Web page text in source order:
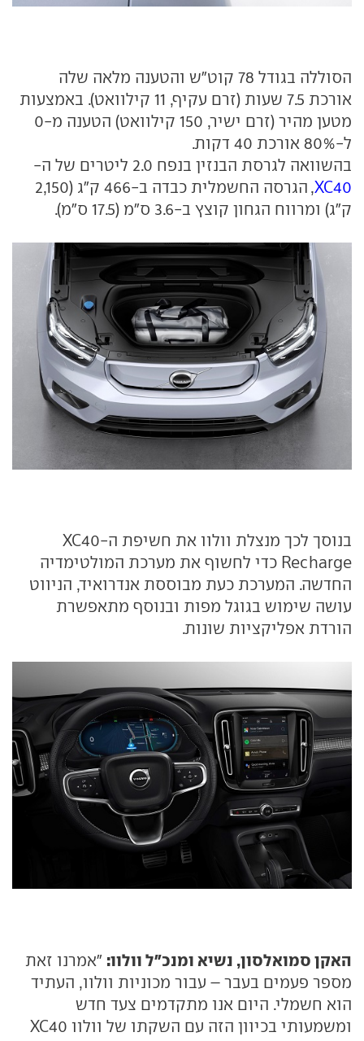
הסוללה בגודל 78 קוט"ש והטענה מלאה שלה
אורכת 7.5 שעות (זרם עקיף, 11 קילוואט). באמצעות
מטען מהיר (זרם ישיר, 150 קילוואט) הטענה מ-0
ל-80% אורכת 40 דקות.
בהשוואה לגרסת הבנזין בנפח 2.0 ליטרים של ה-
XC40
, הגרסה החשמלית כבדה ב-466 ק"ג (2,150
ק"ג) ומרווח הגחון קוצץ ב-3.6 ס"מ (17.5 ס"מ).
בנוסך לכך מנצלת וולוו את חשיפת ה-XC40
Recharge כדי לחשוף את מערכת המולטימדיה
החדשה. המערכת כעת מבוססת אנדרואיד, הניווט
עושה שימוש בגוגל מפות ובנוסף מתאפשרת
הורדת אפליקציות שונות.
האקן סמואלסון, נשיא ומנכ"ל וולוו: "אמרנו זאת
מספר פעמים בעבר – עבור מכוניות וולוו, העתיד
הוא חשמלי. היום אנו מתקדמים צעד חדש
ומשמעותי בכיוון הזה עם השקתו של וולוו XC40